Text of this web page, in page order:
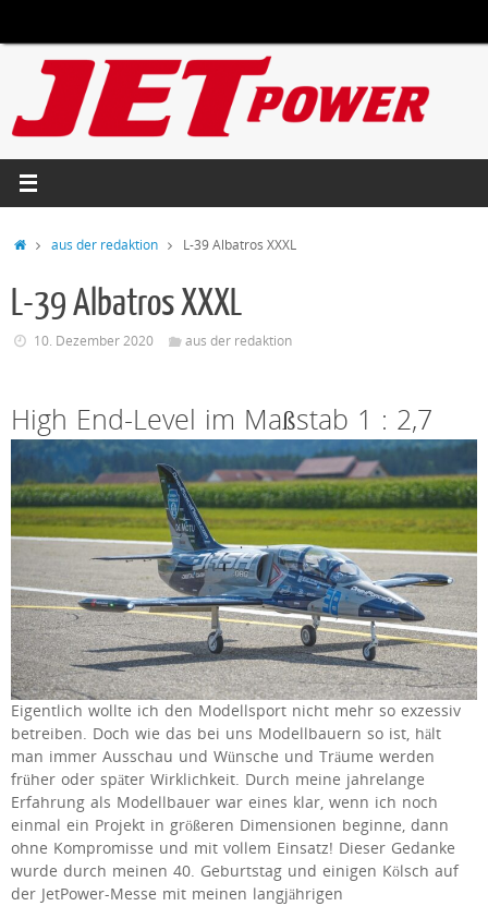
springen
Startaus der redaktion L-39 Albatros XXXL
L-39 Albatros XXXL
10. Dezember 2020 aus der redaktion
High End-Level im Maßstab 1 : 2,7
Eigentlich wollte ich den Modellsport nicht mehr so exzessiv
betreiben. Doch wie das bei uns Modellbauern so ist, hält
man immer Ausschau und Wünsche und Träume werden
früher oder später Wirklichkeit. Durch meine jahrelange
Erfahrung als Modellbauer war eines klar, wenn ich noch
einmal ein Projekt in größeren Dimensionen beginne, dann
ohne Kompromisse und mit vollem Einsatz! Dieser Gedanke
wurde durch meinen 40. Geburtstag und einigen Kölsch auf
der JetPower-Messe mit meinen langjährigen